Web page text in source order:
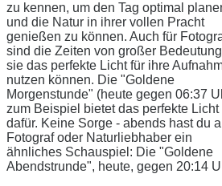
zu kennen, um den Tag optimal
und die Natur in ihrer vollen Pracht
genießen zu können. Auch für
sind die Zeiten von großer
sie das perfekte Licht für ihre
nutzen können. Die "Goldene
Morgenstunde" (heute gegen 06:37
zum Beispiel bietet das perfekte Licht
dafür. Keine Sorge - abends hast du
Fotograf oder Naturliebhaber ein
ähnliches Schauspiel: Die "Goldene
Abendstrunde", heute, gegen 20:14